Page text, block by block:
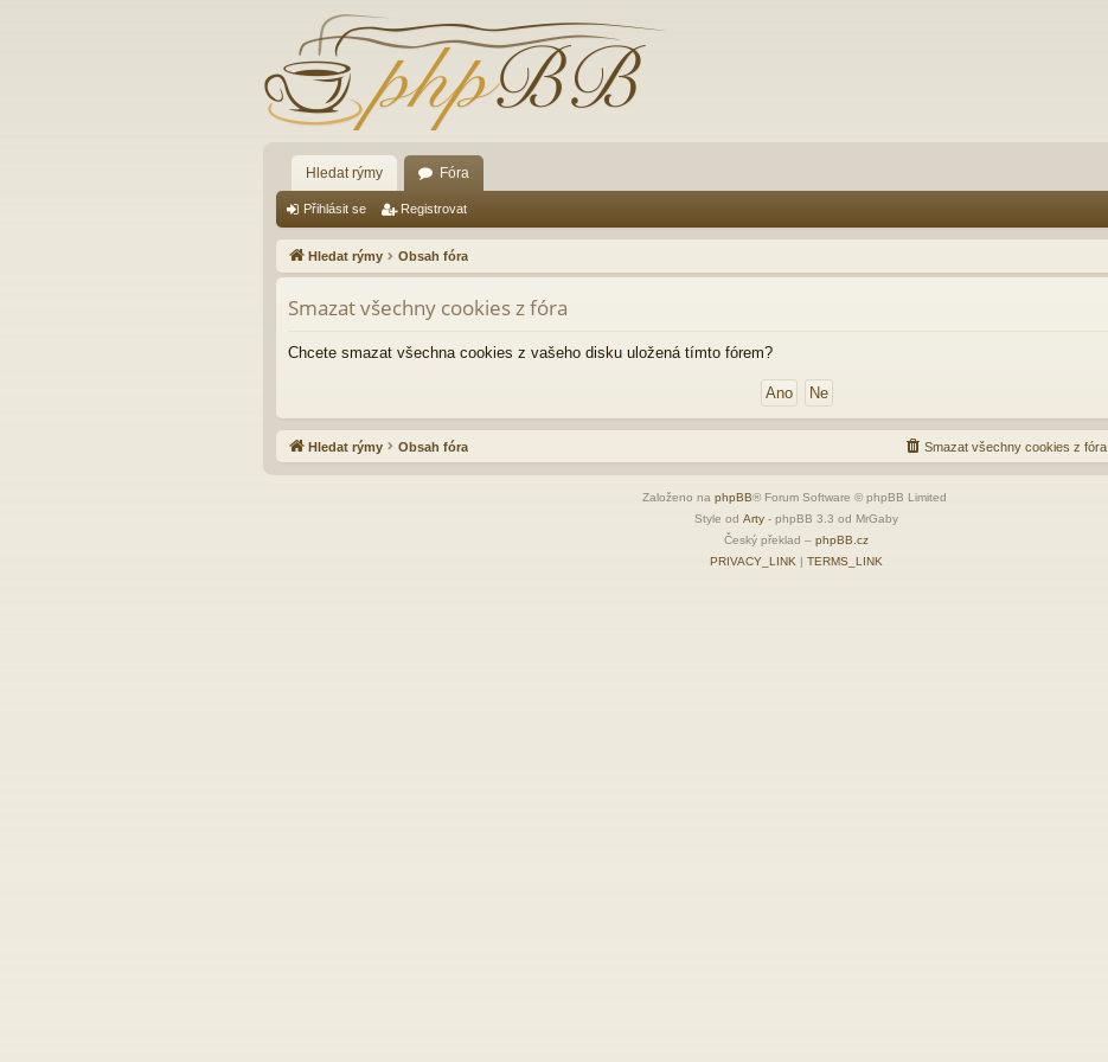
Hledat rýmy Fóra
Přihlásit se Registrovat
Hledat rýmy Obsah fóra
Smazat všechny cookies z fóra
Chcete smazat všechna cookies z vašeho disku uložená tímto fórem?
Hledat rýmy Obsah fóra Smazat všechny cookies z fóra
Založeno na phpBB® Forum Software © phpBB Limited
Style od Arty - phpBB 3.3 od MrGaby
Český překlad – phpBB.cz
PRIVACY_LINK | TERMS_LINK